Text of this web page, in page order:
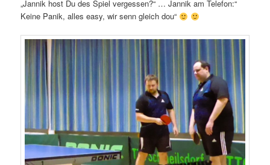
„Jannik host Du des Spiel vergessen?“ … Jannik am Telefon:“
Keine Panik, alles easy, wir senn gleich dou“